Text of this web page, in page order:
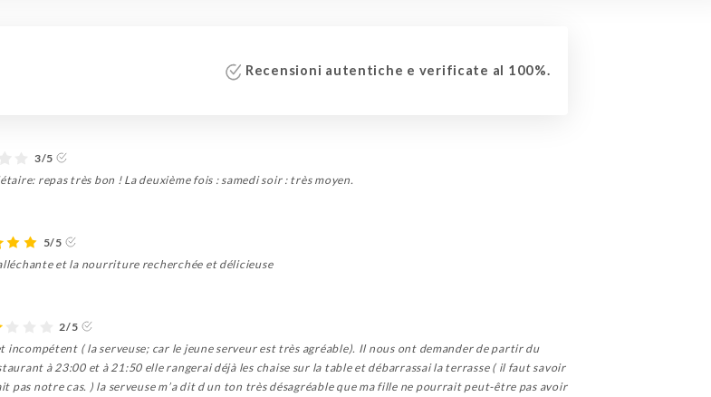
Recensioni autentiche e verificate al 100%.
3/5
repas très bon ! La deuxième fois : samedi soir : très moyen.
5/5
et la nourriture recherchée et délicieuse
2/5
incompétent ( la serveuse; car le jeune serveur est très agréable). Il nous ont demander de partir du
à 23:00 et à 21:50 elle rangerai déjà les chaise sur la table et débarrassai la terrasse ( il faut savoir
pas notre cas. ) la serveuse m’a dit d un ton très désagréable que ma fille ne pourrait peut-être pas avoir